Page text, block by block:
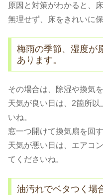
原因と対策がわかると、
無理せず、床をきれいに
梅雨の季節、湿度が
あります。
その場合は、除湿や換気
天気が良い日は、2箇所
いね。
窓一つ開けて換気扇を回
天気が悪い日は、エアコ
てくださいね。
油汚れでベタつく場